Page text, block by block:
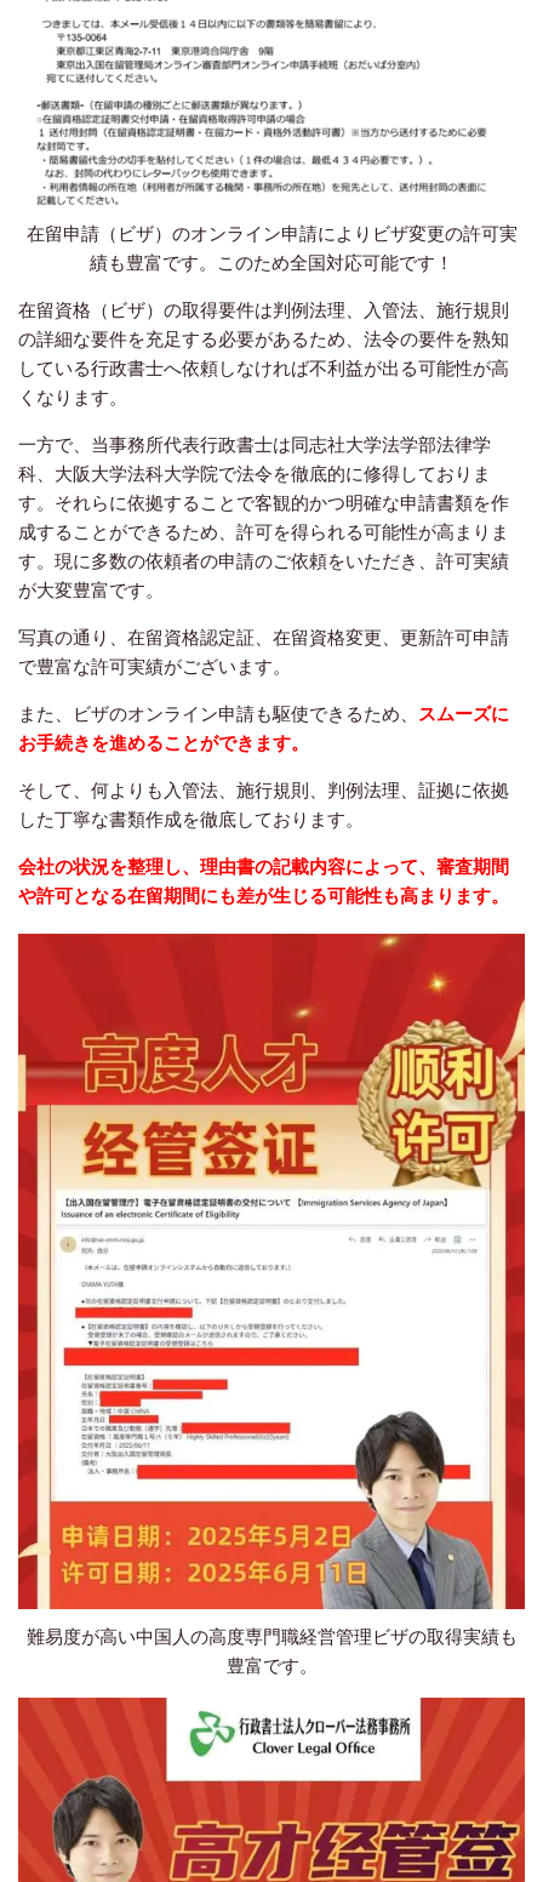
在留申請（ビザ）のオンライン申請によりビザ変更の許可実
績も豊富です。このため全国対応可能です！
在留資格（ビザ）の取得要件は判例法理、入管法、施行規則
の詳細な要件を充足する必要があるため、法令の要件を熟知
している行政書士へ依頼しなければ不利益が出る可能性が高
くなります。
一方で、当事務所代表行政書士は同志社大学法学部法律学
科、大阪大学法科大学院で法令を徹底的に修得しておりま
す。それらに依拠することで客観的かつ明確な申請書類を作
成することができるため、許可を得られる可能性が高まりま
す。現に多数の依頼者の申請のご依頼をいただき、許可実績
が大変豊富です。
写真の通り、在留資格認定証、在留資格変更、更新許可申請
で豊富な許可実績がございます。
また、ビザのオンライン申請も駆使できるため、
スムーズに
お手続きを進めることができます。
そして、何よりも入管法、施行規則、判例法理、証拠に依拠
した丁寧な書類作成を徹底しております。
会社の状況を整理し、理由書の記載内容によって、審査期間
や許可となる在留期間にも差が生じる可能性も高まります。
難易度が高い中国人の高度専門職経営管理ビザの取得実績も
豊富です。